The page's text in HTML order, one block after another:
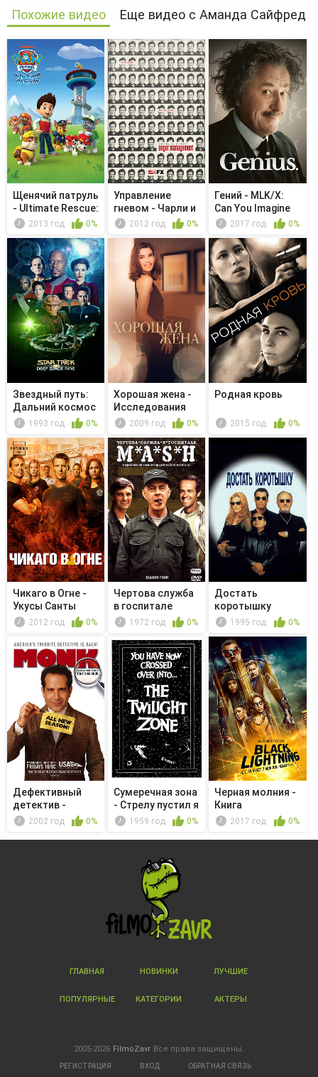
Похожие видео Еще видео с Аманда Сайфред
Щенячий патруль
- Ultimate Rescue:
Pu...2013 год 0%
Управление
гневом - Чарли и
Шон. Битв...
2012 год 0%
Гений - MLK/X:
Can You Imagine
2017 год 0%
Звездный путь:
Дальний космос
9 - Пер...
1993 год 0%
Хорошая жена -
Исследования
2009 год 0%
Родная кровь
2015 год 0%
Чикаго в Огне -
Укусы Санты
2012 год 0%
Чертова служба
в гoспитале
M*A*S*H - ...
1972 год 0%
Достать
коротышку
1995 год 0%
Дефективный
детектив -
Мистер Монк
2002 год 0%
Сумеречная зона
- Стрелу пустил я
к н...1959 год 0%
Черная молния -
Книга
последствий.
2017 год 0%
ГЛАВНАЯ НОВИНКИ ЛУЧШИЕ
ПОПУЛЯРНЫЕ КАТЕГОРИИ АКТЕРЫ
2005-2026 FilmoZavr Все права защищены.
РЕГИСТРАЦИЯ ВХОД ОБРАТНАЯ СВЯЗЬ